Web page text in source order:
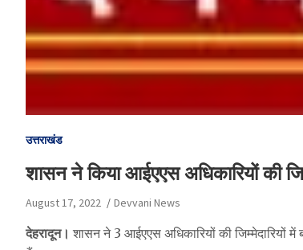
उत्तराखंड
शासन ने किया आईएएस अधिकारियों की
August 17, 2022 Devvani News
देहरादून। शासन ने 3 आईएएस अधिकारियों की जिम्मेदारियों